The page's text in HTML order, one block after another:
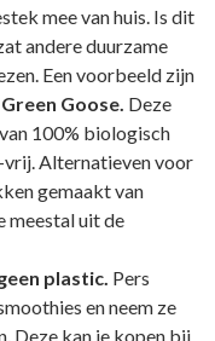
mee van huis. Is dit
andere duurzame
Een voorbeeld zijn
Green Goose. Deze
100% biologisch
Alternatieven voor
gemaakt van
meestal uit de
plastic. Pers
en neem ze
Deze kan je kopen bij